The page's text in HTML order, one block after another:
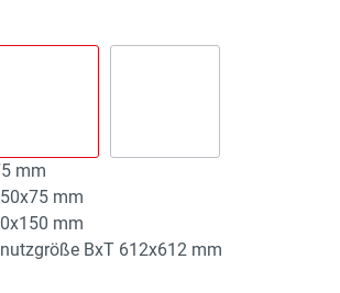
mm
mm
mm
BxT 612x612 mm